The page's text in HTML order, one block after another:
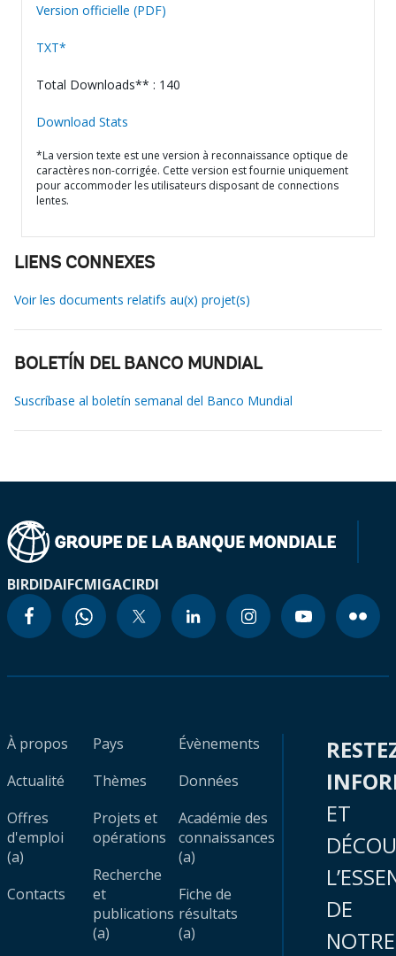
Version officielle (PDF)
TXT*
Total Downloads** : 140
Download Stats
*La version texte est une version à reconnaissance optique de
caractères non-corrigée. Cette version est fournie uniquement
pour accommoder les utilisateurs disposant de connections
lentes.
LIENS CONNEXES
Voir les documents relatifs au(x) projet(s)
BOLETÍN DEL BANCO MUNDIAL
Suscríbase al boletín semanal del Banco Mundial
BIRDIDAIFCMIGACIRDI
À propos
Actualité
Offres
d'emploi
(a)
Contacts
Pays
Thèmes
Projets et
opérations
Recherche
et
publications
(a)
Évènements
Données
Académie des
connaissances
(a)
Fiche de
résultats
(a)
ET
DE
NOTRE